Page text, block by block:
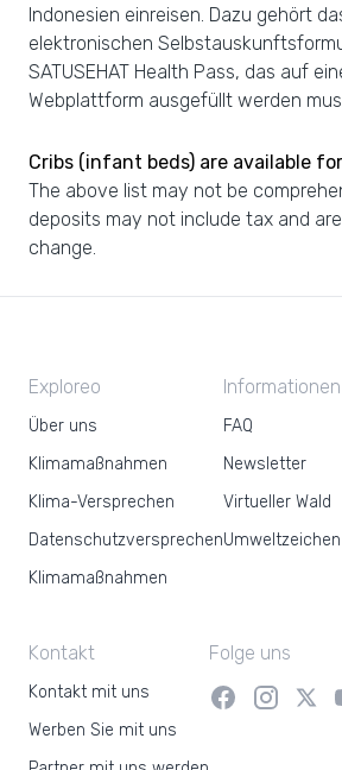
Indonesien einreisen. Dazu gehört
elektronischen
SATUSEHAT Health Pass, das auf
Webplattform ausgefüllt werden
Cribs (infant beds) are available
The above list may not be
deposits may not include tax and
change.
Exploreo
Über uns
Klimamaßnahmen
Klima-Versprechen
Datenschutzversprechen
Klimamaßnahmen
Informationen
FAQ
Newsletter
Virtueller Wald
Umweltzeichen
Kontakt
Kontakt mit uns
Werben Sie mit uns
Folge uns